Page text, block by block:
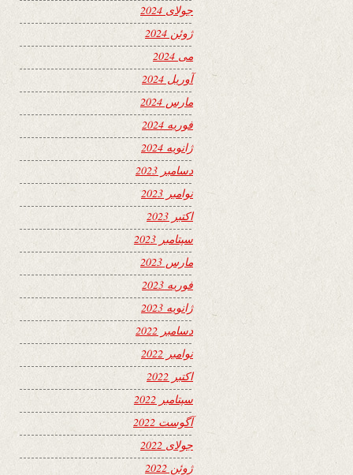
جولای 2024
ژوئن 2024
می 2024
آوریل 2024
مارس 2024
فوریه 2024
ژانویه 2024
دسامبر 2023
نوامبر 2023
اکتبر 2023
سپتامبر 2023
مارس 2023
فوریه 2023
ژانویه 2023
دسامبر 2022
نوامبر 2022
اکتبر 2022
سپتامبر 2022
آگوست 2022
جولای 2022
ژوئن 2022